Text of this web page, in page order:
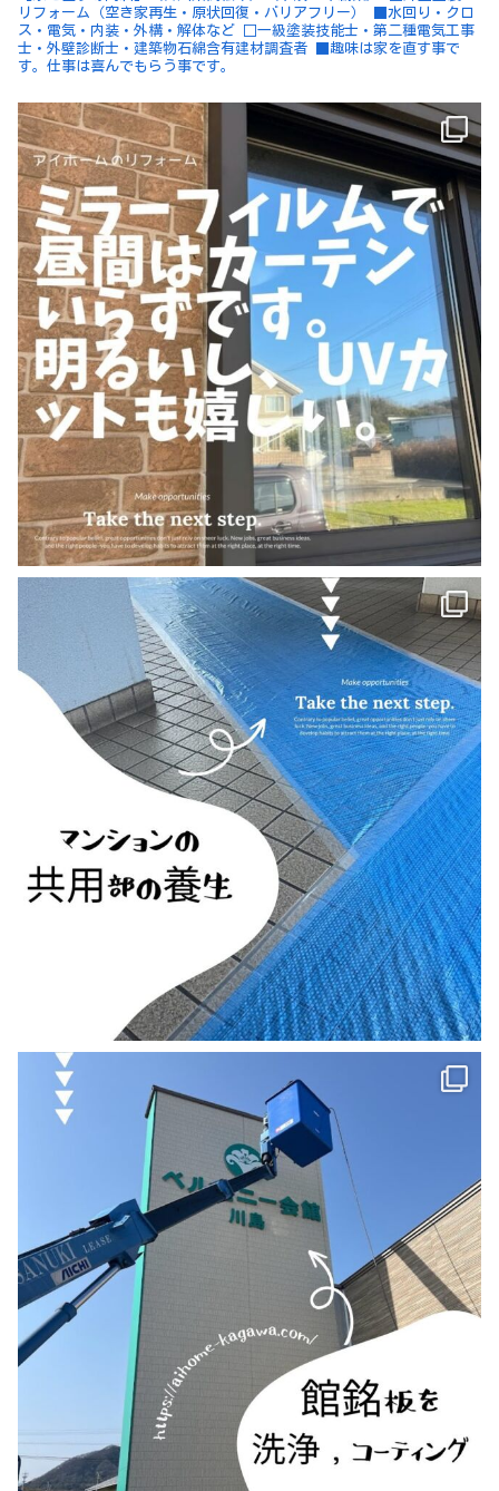
リフォーム（空き家再生・原状回復・バリアフリー）
■水回り・クロ
ス・電気・内装・外構・解体など
□一級塗装技能士・第二種電気工事
士・外壁診断士・建築物石綿含有建材調査者 ■趣味は家を直す事で
す。仕事は喜んでもらう事です。